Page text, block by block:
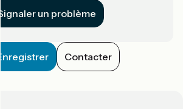
Signaler un problème
Enregistrer Contacter